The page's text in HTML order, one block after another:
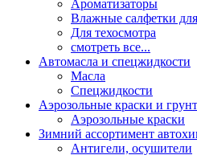
Ароматизаторы
Влажные салфетки
Для техосмотра
смотреть все...
Автомасла и спецжидкости
Масла
Спецжидкости
Аэрозольные краски и
Аэрозольные краски
Зимний ассортимент
Антигели, осушители